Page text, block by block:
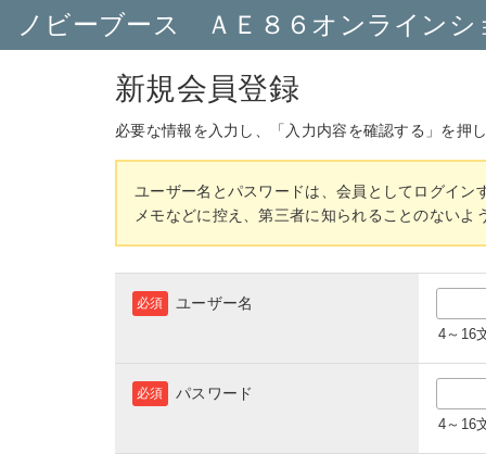
ノビーブース ＡＥ８６オンラインシ
新規会員登録
必要な情報を入力し、「入力内容を確認する」を押
ユーザー名とパスワードは、会員としてログイン
メモなどに控え、第三者に知られることのないよ
ユーザー名
必須
4～16
パスワード
必須
4～16